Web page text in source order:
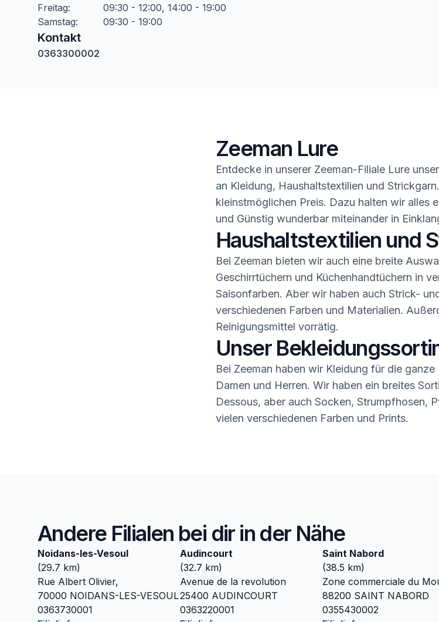
Freitag:
09:30 - 12:00, 14:00 - 19:00
Samstag: 09:30 - 19:00
Kontakt
0363300002
Zeeman Lure
Entdecke in unserer Zeeman-Filiale Lure
an Kleidung, Haushaltstextilien und
kleinstmöglichen Preis. Dazu halten wir alles
und Günstig wunderbar miteinander in
Haushaltstextilien und
Bei Zeeman bieten wir auch eine breite
Geschirrtüchern und Küchenhandtüchern in
Saisonfarben. Aber wir haben auch Strick-
verschiedenen Farben und Materialien.
Reinigungsmittel vorrätig.
Unser
Bei Zeeman haben wir Kleidung für die
Damen und Herren. Wir haben ein breites
Dessous, aber auch Socken, Strumpfhosen,
vielen verschiedenen Farben und Prints.
Andere Filialen bei dir in der Nähe
Noidans-les-Vesoul
(29.7 km)
Rue Albert Olivier,
70000 NOIDANS-LES-VESOUL
0363730001
Audincourt
(32.7 km)
Avenue de la revolution
25400 AUDINCOURT
0363220001
Saint Nabord
(38.5 km)
Zone commerciale du
88200 SAINT NABORD
0355430002